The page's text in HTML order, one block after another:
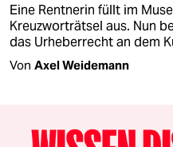
Eine Rentnerin füllt im
Kreuzworträtsel aus. Nun
das Urheberrecht an dem
Von Axel Weidemann